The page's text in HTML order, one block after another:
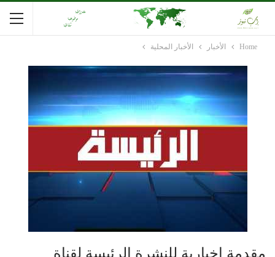
Home الأخبار الأخبار المحلية
مقدمة إخبارية للنشرة الرئيسة لقناة